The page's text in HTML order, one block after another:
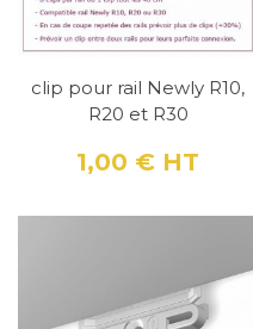
clip pour rail Newly R10,
R20 et R30
Prix
1,00 € HT